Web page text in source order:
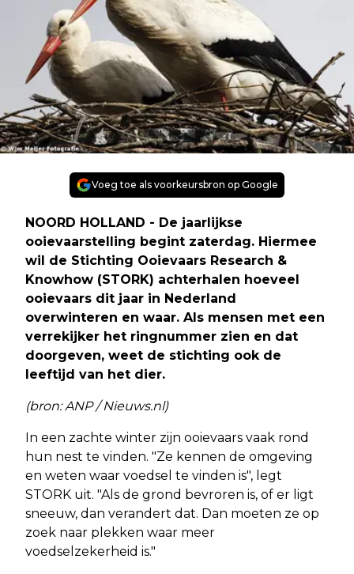
Voeg toe als voorkeursbron op Google
NOORD HOLLAND - De jaarlijkse
ooievaarstelling begint zaterdag. Hiermee
wil de Stichting Ooievaars Research &
Knowhow (STORK) achterhalen hoeveel
ooievaars dit jaar in Nederland
overwinteren en waar. Als mensen met een
verrekijker het ringnummer zien en dat
doorgeven, weet de stichting ook de
leeftijd van het dier.
(bron: ANP / Nieuws.nl)
In een zachte winter zijn ooievaars vaak rond
hun nest te vinden. "Ze kennen de omgeving
en weten waar voedsel te vinden is", legt
STORK uit. "Als de grond bevroren is, of er ligt
sneeuw, dan verandert dat. Dan moeten ze op
zoek naar plekken waar meer
voedselzekerheid is."